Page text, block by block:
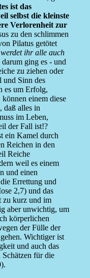
ist das
selbst die kleinste
Verlorenheit zur
zu den schlimmen
Pilatus getötet
ihr alle auch
ging es - und
zu ziehen oder
und Sinn des
es um Erfolg,
einem diese
daß alles in
im Leben,
der Fall ist!?
ein Kamel durch
Reichen in den
Reiche
weil es einem
und einen
Errettung und
2,7) und das
zu kurz und im
aber unwichtig, um
körperlichen
der Fülle der
Wichtiger ist
und auch das
Schätzen für die